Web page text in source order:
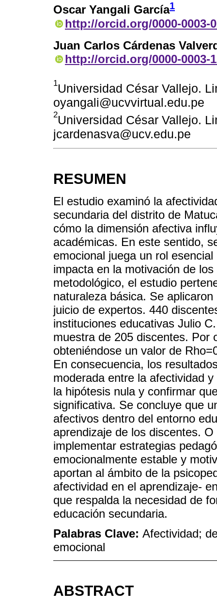
Oscar Yangali García1
http://orcid.org/0000-0003-
Juan Carlos Cárdenas
http://orcid.org/0000-0003-
1Universidad César Vallejo.
oyangali@ucvvirtual.edu.pe
2Universidad César Vallejo.
jcardenasva@ucv.edu.pe
RESUMEN
El estudio examinó la
secundaria del distrito de
cómo la dimensión afectiva
académicas. En este sentido,
emocional juega un rol
impacta en la motivación de
metodológico, el estudio
naturaleza básica. Se
juicio de expertos. 440
instituciones educativas Julio
muestra de 205 discentes. Por
obteniéndose un valor de
En consecuencia, los
moderada entre la afectividad
la hipótesis nula y confirmar
significativa. Se concluye que
afectivos dentro del entorno
aprendizaje de los discentes.
implementar estrategias
emocionalmente estable y
aportan al ámbito de la
afectividad en el aprendizaje-
que respalda la necesidad de
educación secundaria.
Palabras Clave: Afectividad;
emocional
ABSTRACT